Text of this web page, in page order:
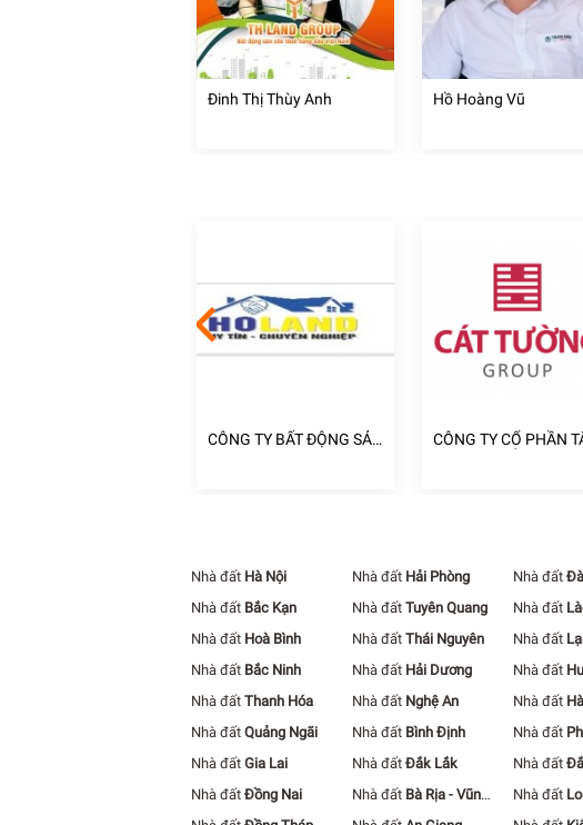
Đinh Thị Thùy Anh Hồ Hoàng Vũ
CÔNG TY BẤT ĐỘNG SẢN
CÔNG TY CỔ PHẦN
Nhà đất Hà Nội Nhà đất Hải Phòng Nhà đất
Nhà đất Bắc Kạn Nhà đất Tuyên Quang Nhà đất
Nhà đất Hoà Bình Nhà đất Thái Nguyên Nhà đất
Nhà đất Bắc Ninh Nhà đất Hải Dương Nhà đất
Nhà đất Thanh Hóa Nhà đất Nghệ An Nhà đất
Nhà đất Quảng Ngãi Nhà đất Bình Định Nhà đất
Nhà đất Gia Lai Nhà đất Đắk Lắk Nhà đất
Nhà đất Đồng Nai Nhà đất Bà Rịa - Vũng
Nhà đất